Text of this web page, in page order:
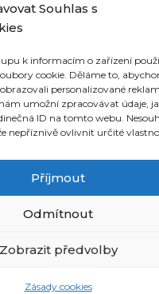
Souhlas s
k informacím o zařízení
cookie. Děláme to,
personalizované
umožní zpracovávat údaje,
ID na tomto webu.
nepříznivě ovlivnit určité
Příjmout
Odmítnout
Zobrazit předvolby
Zásady cookies
a
©CoUvaříme.cz
2026•Kontakt
receptové magazíny:
|DomácíDort.cz|